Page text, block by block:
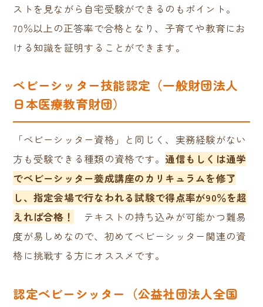
ストを見ながら自宅受験ができるのもポイント。
70％以上の正答率で合格となり、子育てや教育にお
ける知識を証明することができます。
ベビーシッター技能認定（一般財団法人
日本医療教育財団）
「ベビーシッター資格」と同じく、実務経験がない
方も受験できる種類の資格です。 通信もしくは通学
でベビーシッター養成講座のカリキュラムを修了
し、指定会場で行なわれる試験で得点率が90％を超
えれば合格！
テキストの持ち込みが可能かつ難易
度が易しめなので、初めてベビーシッター関連の資
格に挑戦する方にオススメです。
認定ベビーシッター（公益社団法人全国